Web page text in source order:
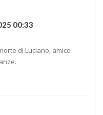
00:33
di Luciano, amico